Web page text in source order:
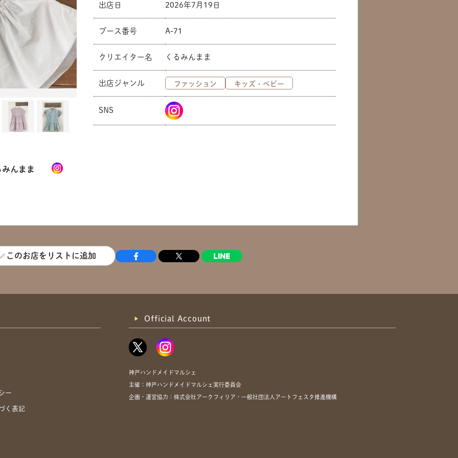
出店日 2026年7月19日
ブース番号 A-71
クリエイター名 くるみんまま
出店ジャンル ファッション キッズ・ベビー
SNS
みんまま
このお店をリストに追加
ー
く表記
Official Account
神戸ハンドメイドマルシェ
主催：神戸ハンドメイドマルシェ実行委員会
企画・運営協力：株式会社アークフィリア・一般社団法人アートフェスタ推進機構